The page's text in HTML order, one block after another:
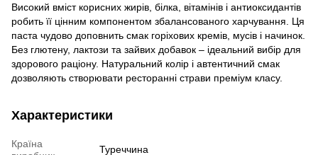
Високий вміст корисних жирів, білка, вітамінів і антиоксидантів
робить її цінним компонентом збалансованого харчування. Ця
паста чудово доповнить смак горіхових кремів, мусів і начинок.
Без глютену, лактози та зайвих добавок – ідеальний вибір для
здорового раціону. Натуральний колір і автентичний смак
дозволяють створювати ресторанні страви преміум класу.
Характеристики
Країна
Туреччина